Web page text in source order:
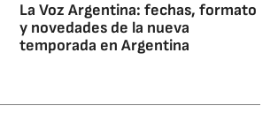
La Voz Argentina: fechas, formato
y novedades de la nueva
temporada en Argentina